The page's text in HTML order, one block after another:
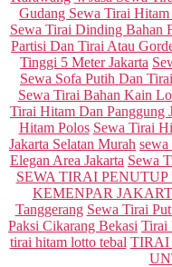
Gudang Sewa Tirai
Sewa Tirai Dinding Bahan
Partisi Dan Tirai Atau
Tinggi 5 Meter Jakarta
Sewa Sofa Putih Dan
Sewa Tirai Bahan Kain
Tirai Hitam Dan Panggung
Hitam Polos Sewa Tirai
Jakarta Selatan Murah
Elegan Area Jakarta Sewa
SEWA TIRAI
KEMENPAR
Tanggerang Sewa Tirai
Paksi Cikarang Bekasi Tirai
tirai hitam lotto tebal